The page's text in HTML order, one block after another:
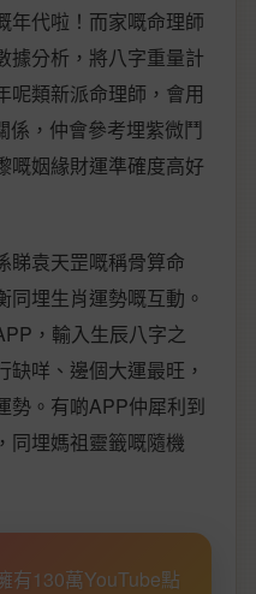
年代啦！而家嘅命理師
據分析，將八字重量計
呢類新派命理師，會用
係，仲會參考埋紫微鬥
嘅姻緣財運準確度高好
睇袁天罡嘅稱骨算命
埋生肖運勢嘅互動。
，輸入生辰八字之
咩、邊個大運最旺，
勢。有啲APP仲犀利到
同埋媽祖靈籤嘅隨機
有130萬YouTube點